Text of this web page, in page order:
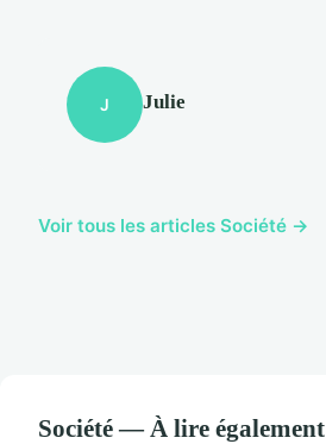
J Julie
Voir tous les articles Société →
Société — À lire également